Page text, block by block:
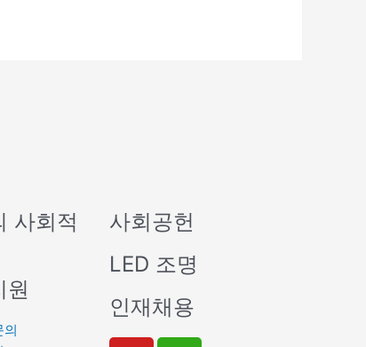
사회적
원
의
사회공헌
LED 조명
인재채용